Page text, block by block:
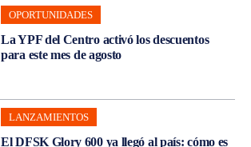
OPORTUNIDADES
La YPF del Centro activó los descuentos
para este mes de agosto
LANZAMIENTOS
El DFSK Glory 600 ya llegó al país: cómo es